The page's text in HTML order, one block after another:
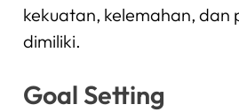
kekuatan, kelemahan, dan
dimiliki.
Goal Setting